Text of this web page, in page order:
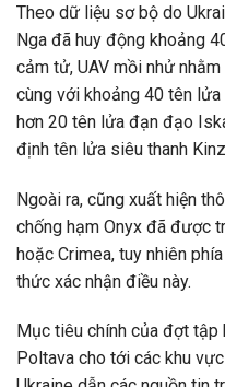
Theo dữ liệu sơ bộ do
Nga đã huy động khoảng
cảm tử, UAV mồi nhử
cùng với khoảng 40 tên
hơn 20 tên lửa đạn đạo
định tên lửa siêu thanh
Ngoài ra, cũng xuất hiện
chống hạm Onyx đã được
hoặc Crimea, tuy nhiên
thức xác nhận điều này.
Mục tiêu chính của đợt
Poltava cho tới các khu